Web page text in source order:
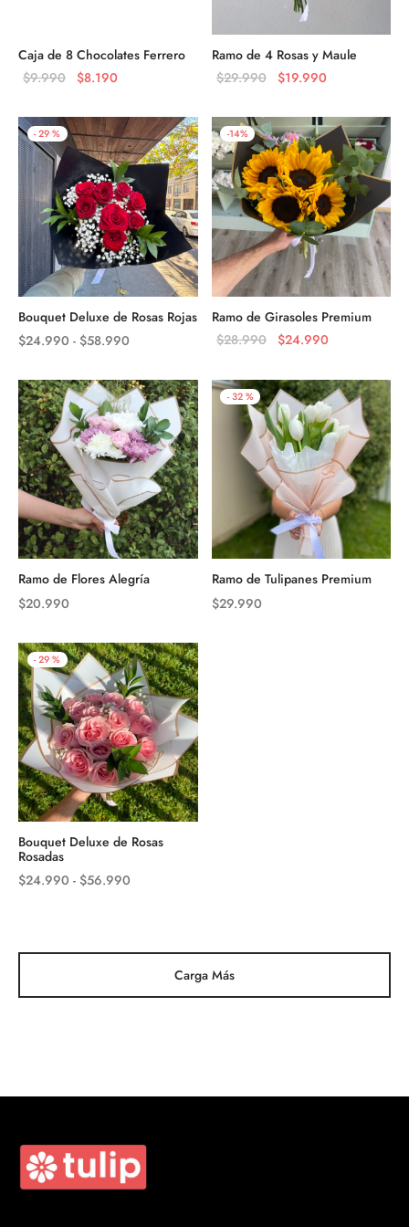
Caja de 8 Chocolates Ferrero
$9.990
El
original
era:
$9.990.
$8.190
actual
es:
$8.190.
Ramo de 4 Rosas y Maule
$29.990
El precio
era:
$29.990.
$19.990
$19.990.
- 29 %
Bouquet Deluxe de Rosas Rojas
$24.990 - $58.990
precios:
desde
$24.990
hasta
$58.990
-14%
Ramo de Girasoles Premium
$28.990
El precio
era:
$28.990.
$24.990
$24.990.
Ramo de Flores Alegría
$20.990
- 32 %
Ramo de Tulipanes Premium
$29.990
- 29 %
Bouquet Deluxe de Rosas
Rosadas
$24.990 - $56.990
$24.990
hasta
Carga Más